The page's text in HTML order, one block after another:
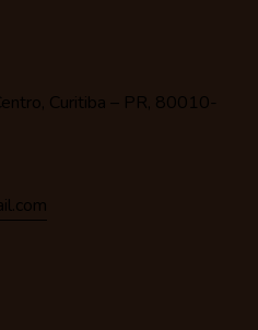
Curitiba – PR, 80010-